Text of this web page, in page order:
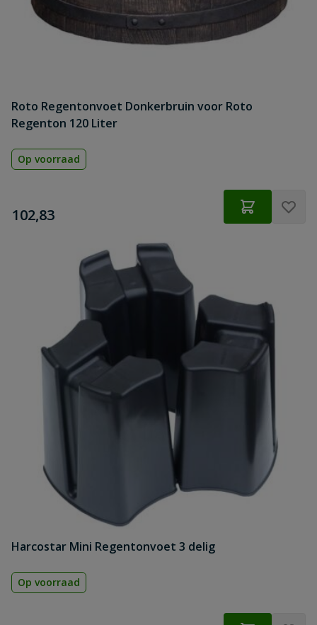
Roto Regentonvoet Donkerbruin voor Roto
Regenton 120 Liter
Op voorraad
€
102,83
Harcostar Mini Regentonvoet 3 delig
Op voorraad